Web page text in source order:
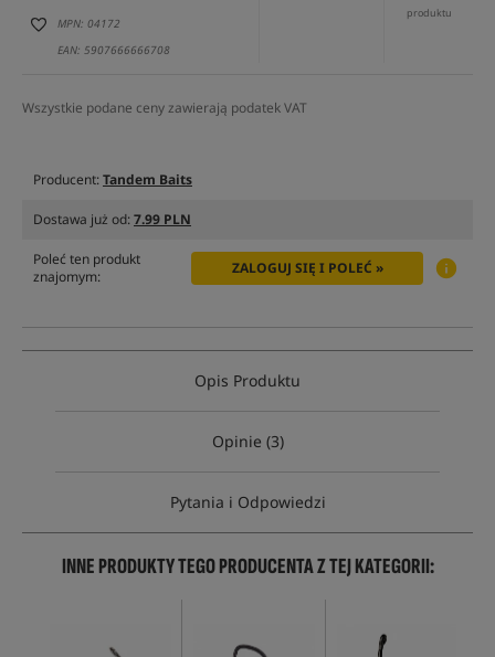
MPN: 04172
EAN: 5907666666708
produktu
Wszystkie podane ceny zawierają podatek VAT
Producent:Tandem Baits
Dostawa już od:7.99 PLN
Poleć ten produkt
znajomym:
ZALOGUJ SIĘ I POLEĆ »
Opis Produktu
Opinie (3)
Pytania i Odpowiedzi
INNE PRODUKTY TEGO PRODUCENTA Z TEJ KATEGORII: